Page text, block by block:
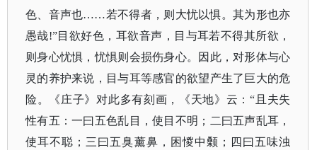
色、音声也……若不得者，则大忧以惧。其为形也亦
愚哉!”目欲好色，耳欲音声，目与耳若不得其所欲，
则身心忧惧，忧惧则会损伤身心。因此，对形体与心
灵的养护来说，目与耳等感官的欲望产生了巨大的危
险。《庄子》对此多有刻画，《天地》云：“且夫失
性有五：一曰五色乱目，使目不明；二曰五声乱耳，
使耳不聪；三曰五臭薰鼻，困惾中颡；四曰五味浊